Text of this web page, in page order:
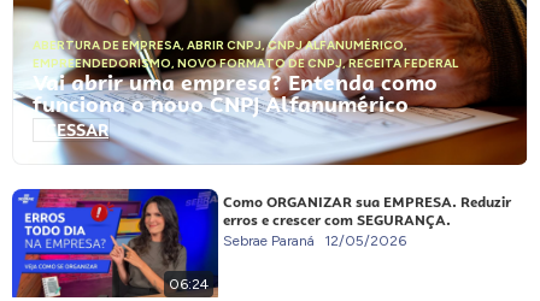
ABERTURA DE EMPRESA, ABRIR CNPJ,CNPJ ALFANUMÉRICO,
EMPREENDEDORISMO, NOVO FORMATO DE CNPJ,RECEITA FEDERAL
Vai abrir uma empresa? Entenda como
funciona o novo CNPJ Alfanumérico
ACESSAR
06:24
Como ORGANIZAR sua EMPRESA. Reduzir
erros e crescer com SEGURANÇA.
Sebrae Paraná 12/05/2026